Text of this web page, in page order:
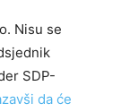
Nisu se
SDP-
da će